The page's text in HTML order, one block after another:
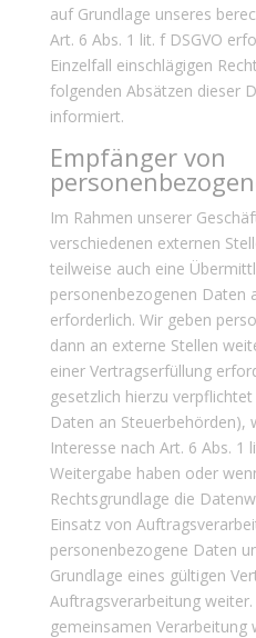
auf Grundlage unseres
Art. 6 Abs. 1 lit. f DSGVO
Einzelfall einschlägigen
folgenden Absätzen dieser
informiert.
Empfänger von
Im Rahmen unserer
verschiedenen externen
teilweise auch eine
personenbezogenen Daten
erforderlich. Wir geben
dann an externe Stellen
einer Vertragserfüllung
gesetzlich hierzu
Daten an Steuerbehörden),
Interesse nach Art. 6 Abs. 1
Weitergabe haben oder
Rechtsgrundlage die
Einsatz von
personenbezogene Daten
Grundlage eines gültigen
Auftragsverarbeitung
gemeinsamen Verarbeitung